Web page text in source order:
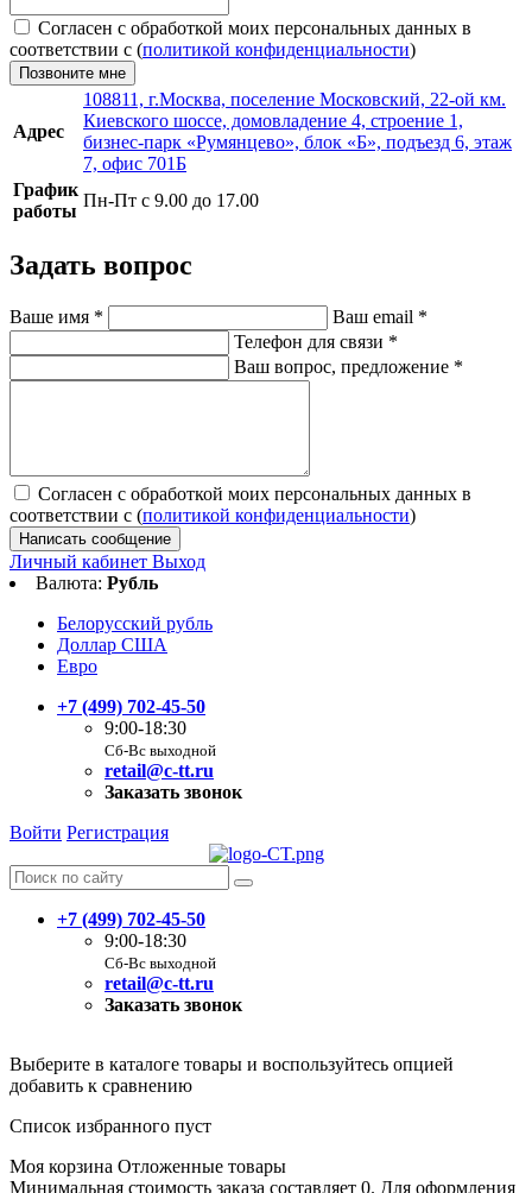
Согласен с обработкой моих персональных данных в
соответствии с (политикой конфиденциальности)
Позвоните мне
Адрес
108811, г.Москва, поселение Московский, 22-ой км.
Киевского шоссе, домовладение 4, строение 1,
бизнес-парк «Румянцево», блок «Б», подъезд 6, этаж
7, офис 701Б
График
работы
Пн-Пт с 9.00 до 17.00
Задать вопрос
Ваше имя * Ваш email *
Телефон для связи *
Ваш вопрос, предложение *
Согласен с обработкой моих персональных данных в
соответствии с (политикой конфиденциальности)
Написать сообщение
Личный кабинет Выход
Валюта: Рубль
Белорусский рубль
Доллар США
Евро
+7 (499) 702-45-50
9:00-18:30
Сб-Вс выходной
retail@c-tt.ru
Заказать звонок
Войти Регистрация
+7 (499) 702-45-50
9:00-18:30
Сб-Вс выходной
retail@c-tt.ru
Заказать звонок
Выберите в каталоге товары и воспользуйтесь опцией
добавить к сравнению
Список избранного пуст
Моя корзина Отложенные товары
Минимальная стоимость заказа составляет 0. Для оформления